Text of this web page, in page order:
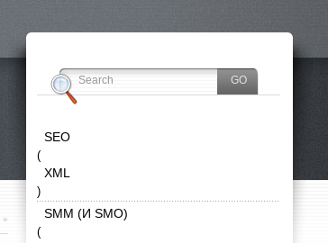
»
SEO
(
XML
)
SMM (И SMO)
(